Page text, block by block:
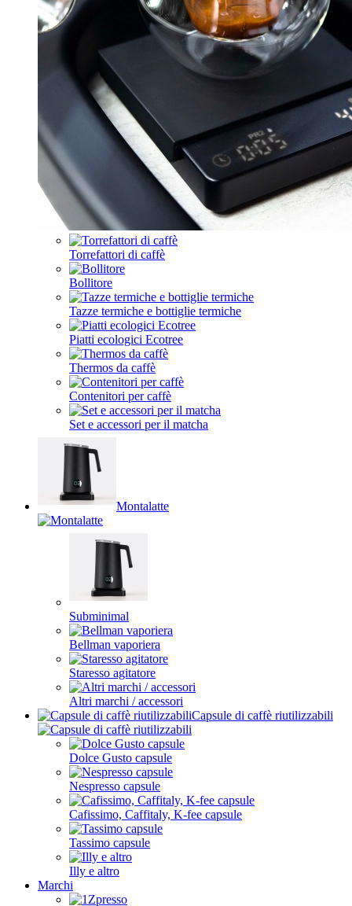
Torrefattori di caffè
Bollitore
Tazze termiche e bottiglie termiche
Piatti ecologici Ecotree
Thermos da caffè
Contenitori per caffè
Set e accessori per il matcha
Montalatte
Subminimal
Bellman vaporiera
Staresso agitatore
Altri marchi / accessori
Capsule di caffè riutilizzabili
Dolce Gusto capsule
Nespresso capsule
Cafissimo, Caffitaly, K-fee capsule
Tassimo capsule
Illy e altro
Marchi